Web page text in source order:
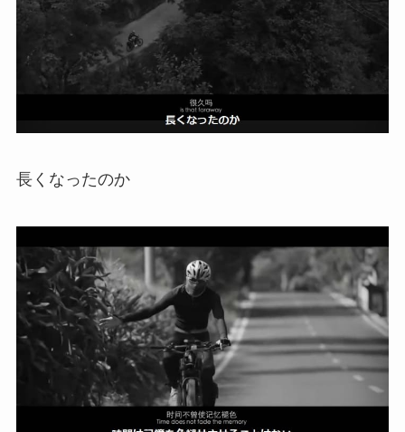
長くなったのか